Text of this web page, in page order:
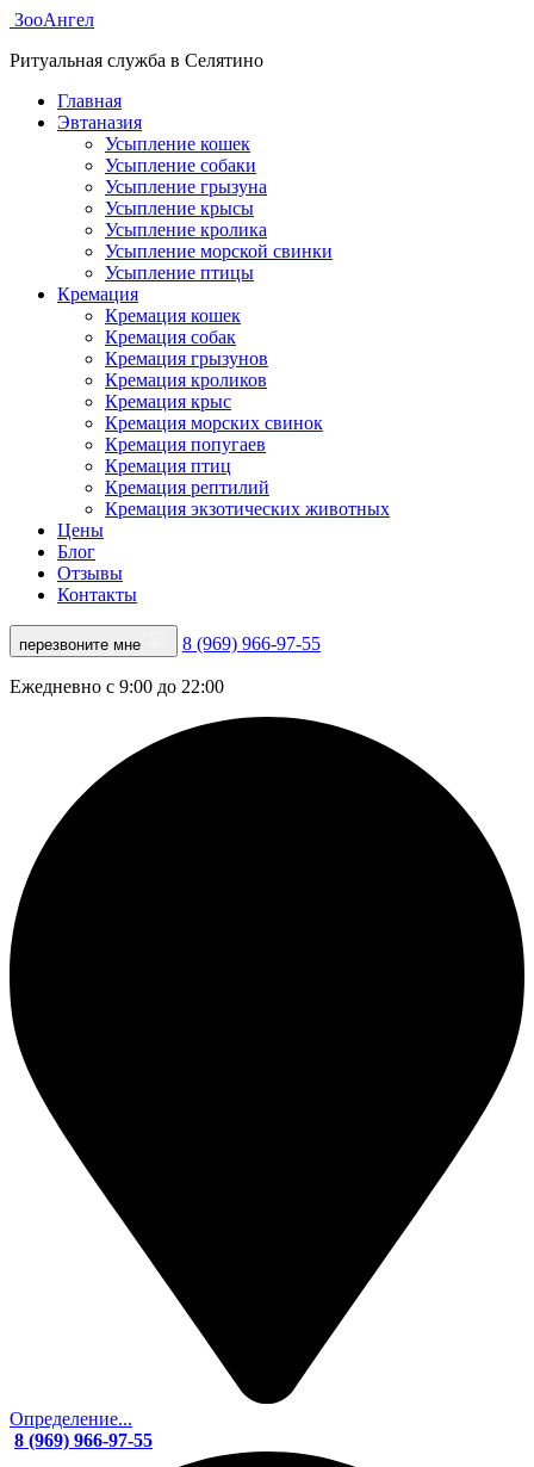
ЗооАнгел
Ритуальная служба в Селятино
Главная
Эвтаназия
Усыпление кошек
Усыпление собаки
Усыпление грызуна
Усыпление крысы
Усыпление кролика
Усыпление морской свинки
Усыпление птицы
Кремация
Кремация кошек
Кремация собак
Кремация грызунов
Кремация кроликов
Кремация крыс
Кремация морских свинок
Кремация попугаев
Кремация птиц
Кремация рептилий
Кремация экзотических животных
Цены
Блог
Отзывы
Контакты
перезвоните мне 8 (969) 966-97-55
Ежедневно с 9:00 до 22:00
Определение...
8 (969) 966-97-55